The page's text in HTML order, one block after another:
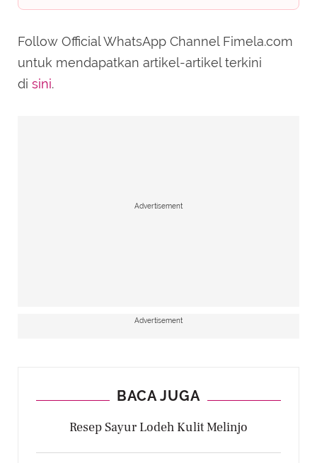
Follow Official WhatsApp Channel Fimela.com
untuk mendapatkan artikel-artikel terkini
di sini.
Advertisement
Advertisement
BACA JUGA
Resep Sayur Lodeh Kulit Melinjo